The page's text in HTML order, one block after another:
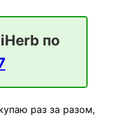
по
раз за разом,